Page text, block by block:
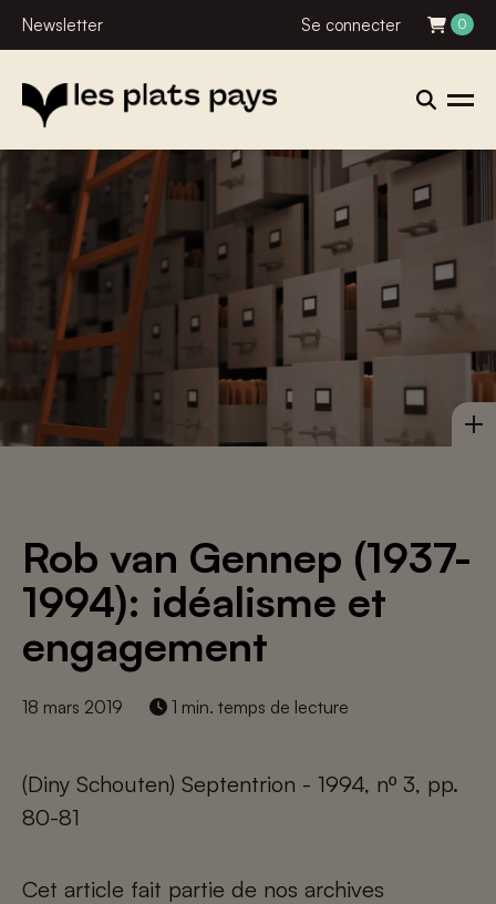
Newsletter Se connecter 0
Rob van Gennep (1937-
1994): idéalisme et
engagement
18 mars 2019 1 min. temps de lecture
(Diny Schouten) Septentrion - 1994, nº 3, pp.
80-81
Cet article fait partie de nos archives